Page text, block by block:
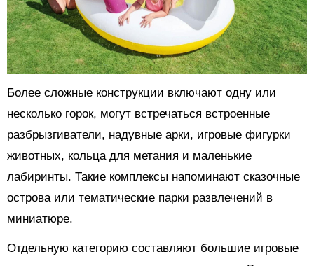
Более сложные конструкции включают одну или
несколько горок, могут встречаться встроенные
разбрызгиватели, надувные арки, игровые фигурки
животных, кольца для метания и маленькие
лабиринты. Такие комплексы напоминают сказочные
острова или тематические парки развлечений в
миниатюре.
Отдельную категорию составляют большие игровые